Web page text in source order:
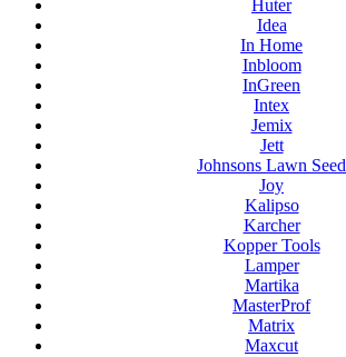
Huter
Idea
In Home
Inbloom
InGreen
Intex
Jemix
Jett
Johnsons Lawn Seed
Joy
Kalipso
Karcher
Kopper Tools
Lamper
Martika
MasterProf
Matrix
Maxcut